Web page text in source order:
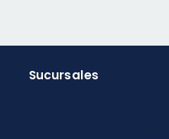
Sucursales